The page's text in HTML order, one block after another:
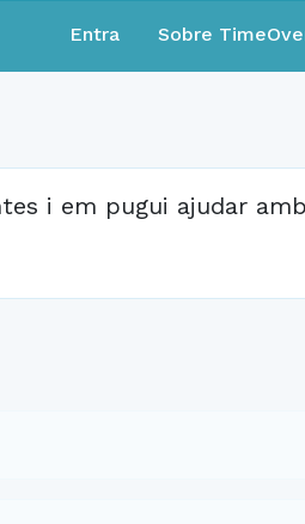
Entra Sobre
i em pugui ajudar